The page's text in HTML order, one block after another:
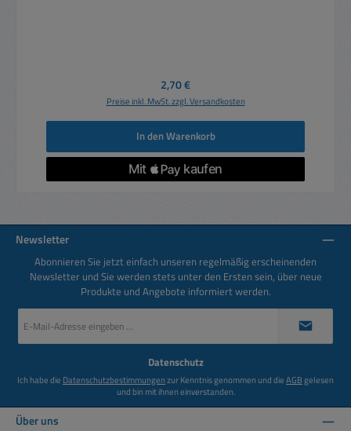
Regulärer Preis:
2,70 €
Preise inkl. MwSt. zzgl. Versandkosten
In den Warenkorb
Newsletter
Abonnieren Sie jetzt einfach unseren regelmäßig erscheinenden
Newsletter und Sie werden stets unter den Ersten sein, über neue
Produkte und Angebote informiert werden.
Mail-
Datenschutz
Ich habe die Datenschutzbestimmungenzur Kenntnis genommen und dieAGBgelesen
und bin mit ihnen einverstanden.
Über uns